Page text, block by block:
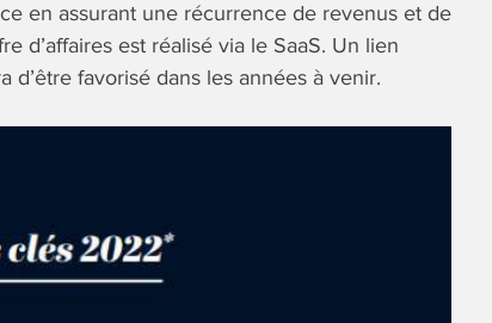
en assurant une récurrence de revenus et de
d’affaires est réalisé via le SaaS. Un lien
favorisé dans les années à venir.